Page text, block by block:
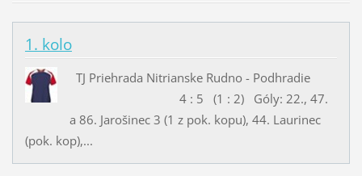
1. kolo
TJ Priehrada Nitrianske Rudno - Podhradie
4 : 5 (1 : 2) Góly: 22., 47.
a 86. Jarošinec 3 (1 z pok. kopu), 44. Laurinec
(pok. kop),...